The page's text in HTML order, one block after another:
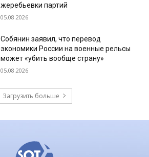
жеребьевки партий
05.08.2026
Собянин заявил, что перевод
экономики России на военные рельсы
может «убить вообще страну»
05.08.2026
Загрузить больше